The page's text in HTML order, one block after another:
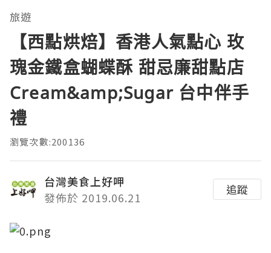
旅遊
【西點烘焙】香港人氣點心 玫
瑰金鐵盒蝴蝶酥 甜忌廉甜點店
Cream&amp;Sugar 台中伴手
禮
瀏覽次數:200136
台灣美食上好呷
發佈於 2019.06.21
追蹤